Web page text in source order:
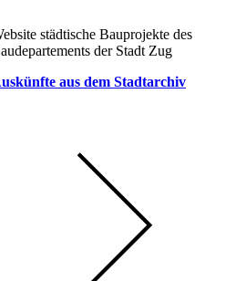
städtische Bauprojekte des
der Stadt Zug
aus dem Stadtarchiv